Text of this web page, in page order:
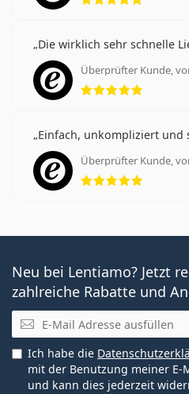
Die wirklich sehr schnelle
Überprüfter Kunde,
Einfach, unkompliziert und
Überprüfter Kunde,
Neu bei Lentiamo? Jetzt
zahlreiche Rabatte und
E-Mail
Ich habe die
mit der Benutzung meiner E-
und kann dies jederzeit